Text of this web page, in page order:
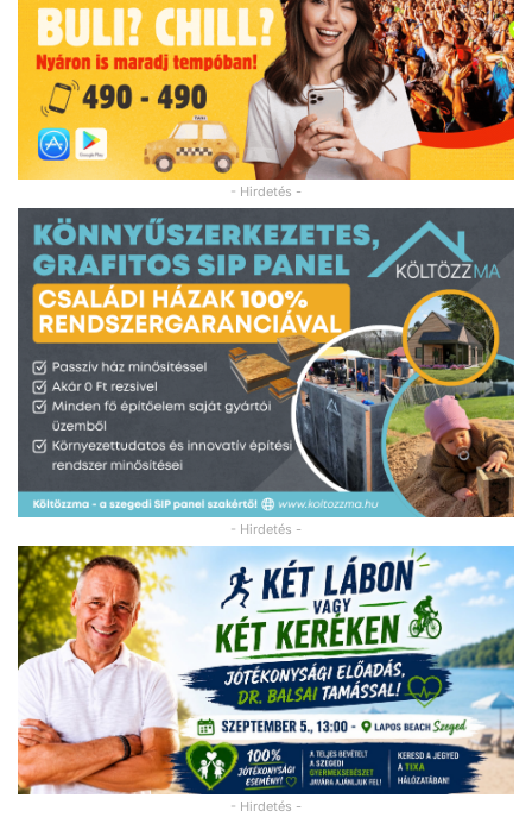
- Hirdetés -
- Hirdetés -
- Hirdetés -